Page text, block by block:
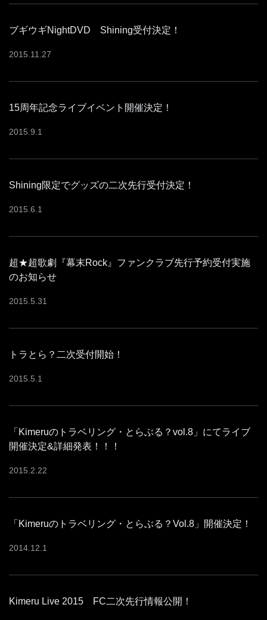
ブギウギNightDVD Shining受付決定！
2015 11 27
15周年記念ライブイベント開催決定！
2015 9 1
Shining限定でグッズの二次先行受付決定！
2015 6 1
超★超歌劇『幕末Rock』ファンクラブ先行予約受付実施
のお知らせ
2015 5 31
トラとら？二次受付開始！
2015 5 1
「Kimeruのトラベリング・とらぶる？vol.8」にてライブ
開催決定&詳細発表！！！
2015 2 22
「Kimeruのトラベリング・とらぶる？Vol.8」開催決定！
2014 12 1
Kimeru Live 2015 FC二次先行情報公開！